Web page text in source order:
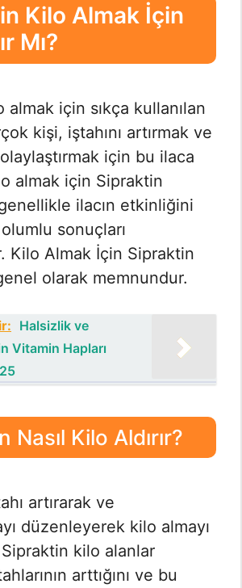
Kilo Almak İçin
Mı?
için sıkça kullanılan
kişi, iştahını artırmak ve
için bu ilaca
almak için Sipraktin
ilacın etkinliğini
sonuçları
Kilo Almak İçin Sipraktin
olarak memnundur.
Halsizlik ve
Vitamin Hapları
Nasıl Kilo Aldırır?
artırarak ve
düzenleyerek kilo almayı
Sipraktin kilo alanlar
arttığını ve bu